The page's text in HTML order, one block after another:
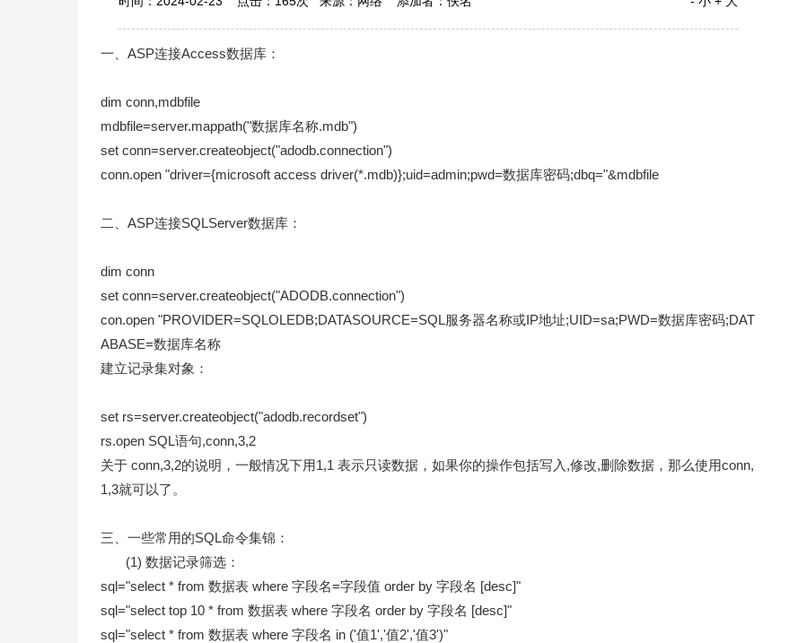
一、ASP连接Access数据库：
dim conn,mdbfile
mdbfile=server.mappath("数据库名称.mdb")
set conn=server.createobject("adodb.connection")
conn.open "driver={microsoft access driver(*.mdb)};uid=admin;pwd=数据库密码;dbq="&mdbfile
二、ASP连接SQLServer数据库：
dim conn
set conn=server.createobject("ADODB.connection")
con.open "PROVIDER=SQLOLEDB;DATASOURCE=SQL服务器名称或IP地址;UID=sa;PWD=数据库密码;DAT
ABASE=数据库名称
建立记录集对象：
set rs=server.createobject("adodb.recordset")
rs.open SQL语句,conn,3,2
关于 conn,3,2的说明，一般情况下用1,1 表示只读数据，如果你的操作包括写入,修改,删除数据，那么使用conn,
1,3就可以了。
三、一些常用的SQL命令集锦：
(1) 数据记录筛选：
sql="select * from 数据表 where 字段名=字段值 order by 字段名 [desc]"
sql="select top 10 * from 数据表 where 字段名 order by 字段名 [desc]"
sql="select * from 数据表 where 字段名 in ('值1','值2','值3')"